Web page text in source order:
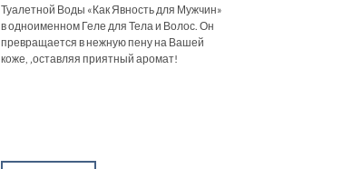
Туалетной Воды «Как Явность для Мужчин»
в одноименном Геле для Тела и Волос. Он
превращается в нежную пену на Вашей
коже, ‚оставляя приятный аромат!